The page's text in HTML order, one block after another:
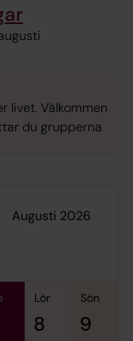
livet. Välkommen
du grupperna
augusti 2026
lör
8
sön
9